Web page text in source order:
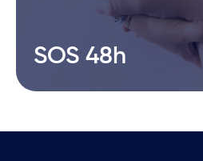
SOS 48h
SOS 48h